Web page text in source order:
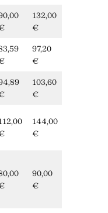
132,00
€
97,20
€
103,60
€
144,00
€
90,00
€